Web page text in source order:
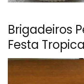
Brigadeiros
Festa